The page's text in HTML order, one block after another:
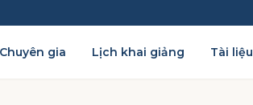
Chuyên gia Lịch khai giảng Tài liệu